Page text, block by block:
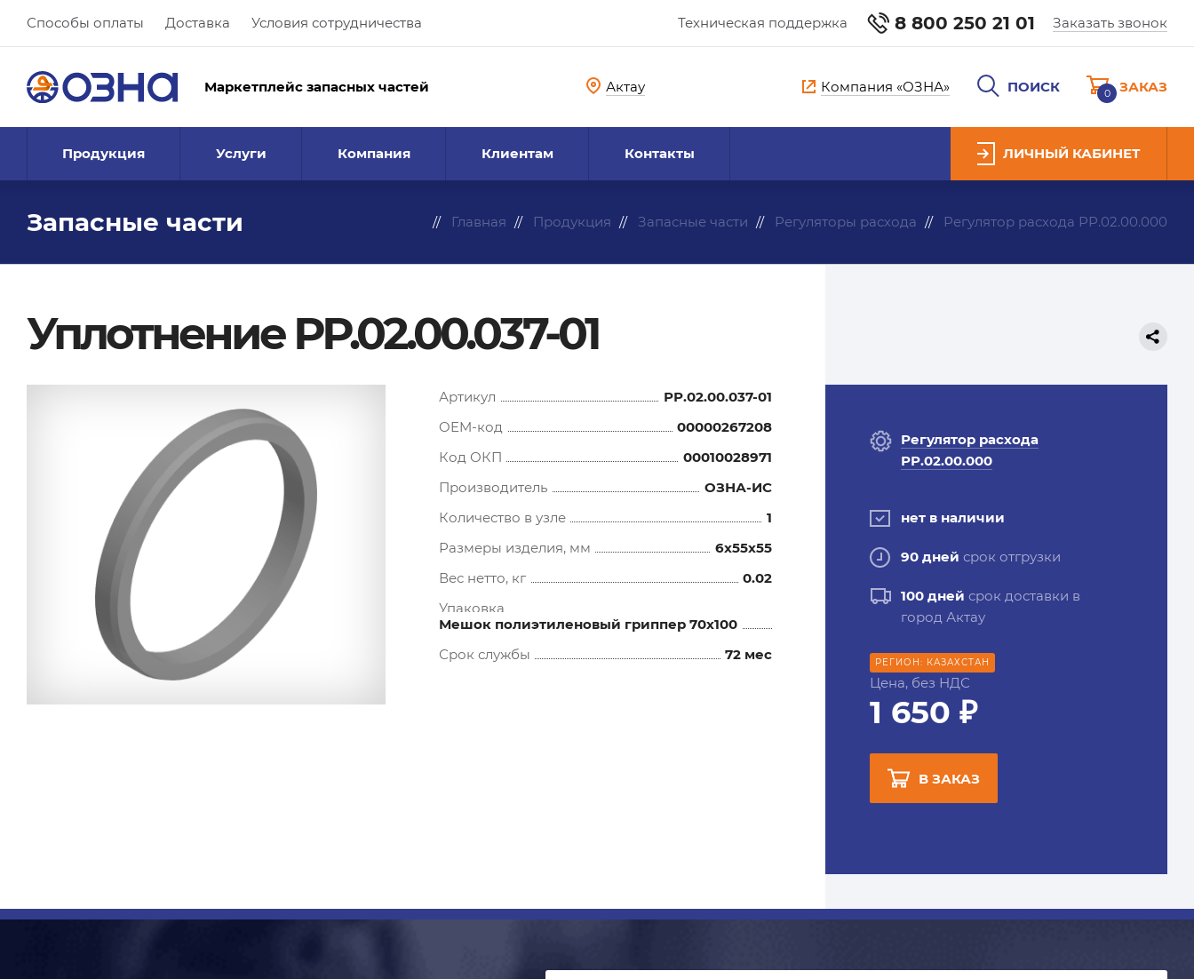
Способы оплаты Доставка Условия сотрудничества Техническая поддержка 8 800 250 21 01 Заказать звонок
Маркетплейс запасных частей Актау Компания «ОЗНА» ПОИСК 0 ЗАКАЗ
Продукция Услуги Компания Клиентам Контакты ЛИЧНЫЙ КАБИНЕТ
Запасные части Главная Продукция Запасные части Регуляторы расхода Регулятор расхода РР.02.00.000
Уплотнение РР.02.00.037-01
Артикул
РР.02.00.037-01
OEM-код
00000267208
Код ОКП
00010028971
Производитель
ОЗНА-ИС
Количество в узле
1
Размеры изделия, мм
6x55x55
Вес нетто, кг
0.02
Упаковка
Мешок полиэтиленовый гриппер 70х100
Срок службы
72 мес
Регулятор расхода
РР.02.00.000
нет в наличии
90 дней срок отгрузки
100 дней срок доставки в
город Актау
РЕГИОН: КАЗАХСТАН
Цена, без НДС
1 650 ₽
В ЗАКАЗ